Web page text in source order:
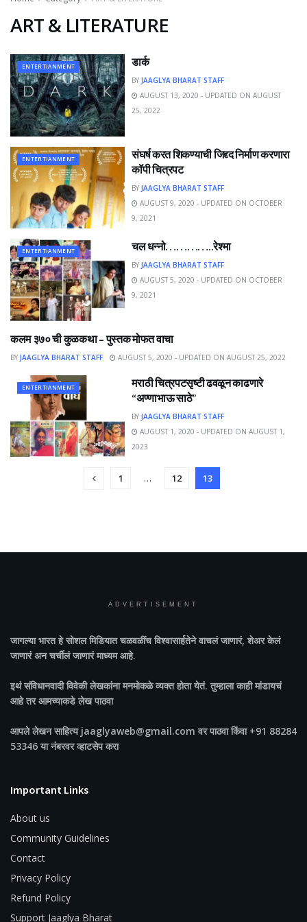
ART & LITERATURE
ENTERTIANMENT डार्क
BY JAAGLYA BHARAT STAFF
AUGUST 13, 2020 - UPDATED ON AUGUST
25, 2022
ENTERTIANMENT
संघर्ष करत शिकण्याची जिद्द्द निर्माण करणारा
कॉपी चित्रपट
BY JAAGLYA BHARAT STAFF
AUGUST 9, 2020 - UPDATED ON OCTOBER
9, 2021
ENTERTIANMENT चल धन्नो…………..रेश्मा
BY JAAGLYA BHARAT STAFF
AUGUST 5, 2020 - UPDATED ON OCTOBER
9, 2021
ART & LITERATURE
कलम ३७० ची कुळकथा – पुस्तक मोफत वाचा
BY JAAGLYA BHARAT STAFF AUGUST 5, 2020 - UPDATED ON AUGUST 25, 2022
ENTERTIANMENT
मराठी चित्रपटसृष्टी ढवळून काढणारे
“अण्णाभाऊ साठे”
BY JAAGLYA BHARAT STAFF
AUGUST 1, 2020 - UPDATED ON AUGUST 1,
2023
1 … 12 13
ADVERTISEMENT
जागल्या भारतहे सोशल मिडियात चळवळींच विश्वासार्हतेने वाचलं जाणारं, शेअर केलं
जाणारं अन चर्चीलं जाणारं माध्यम आहे.
इथं संविधानवादी विवेकी लेखकांना मनमोकळे व्यक्त होता येतं. तुम्हाला काही मांडायचं
आहे तर आमच्याकडे लेख पाठवा
आपले लेखन साहित्य jaaglyaweb@gmail.com वर पाठवा किंवा +91 88284
53346 या नंबरवर व्हाटसेप करा
Important Links
About us
Community Guidelines
Contact
Privacy Policy
Refund Policy
Support Jaaglya Bharat